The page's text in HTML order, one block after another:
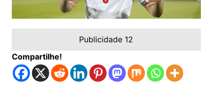
Publicidade 12
Compartilhe!